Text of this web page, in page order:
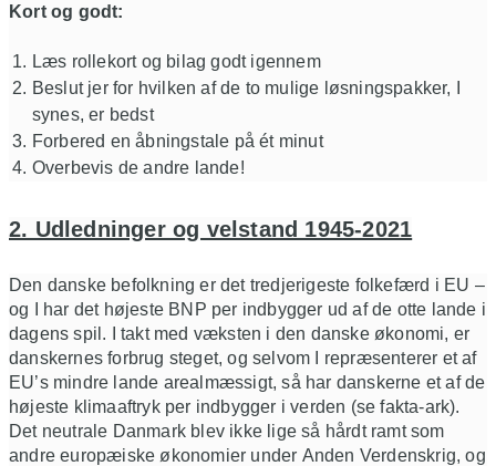
Kort og godt:
Læs rollekort og bilag godt igennem
Beslut jer for hvilken af de to mulige løsningspakker, I
synes, er bedst
Forbered en åbningstale på ét minut
Overbevis de andre lande!
2. Udledninger og velstand 1945-2021
Den danske befolkning er det tredjerigeste folkefærd i EU –
og I har det højeste BNP per indbygger ud af de otte lande i
dagens spil. I takt med væksten i den danske økonomi, er
danskernes forbrug steget, og selvom I repræsenterer et af
EU’s mindre lande arealmæssigt, så har danskerne et af de
højeste klimaaftryk per indbygger i verden (se fakta-ark).
Det neutrale Danmark blev ikke lige så hårdt ramt som
andre europæiske økonomier under Anden Verdenskrig, og